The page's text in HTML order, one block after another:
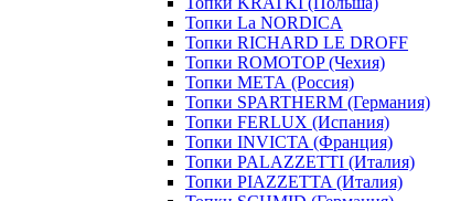
Топки La NORDICA
Топки RICHARD LE DROFF
Топки ROMOTOP (Чехия)
Топки МЕТА (Россия)
Топки SPARTHERM (Германия)
Топки FERLUX (Испания)
Топки INVICTA (Франция)
Топки PALAZZETTI (Италия)
Топки PIAZZETTA (Италия)